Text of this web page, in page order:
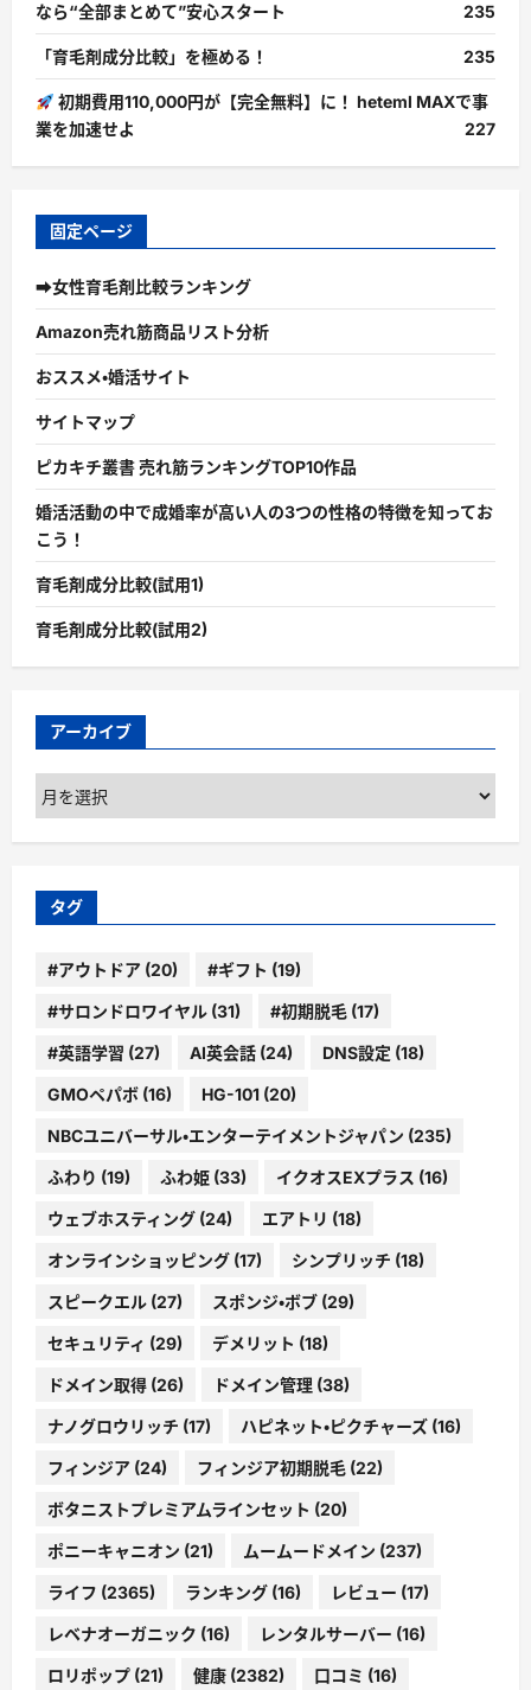
なら“全部まとめて”安心スタート
235
「育毛剤成分比較」を極める！ 235
初期費用110,000円が【完全無料】に！ heteml MAXで事
業を加速せよ
227
固定ページ
➡女性育毛剤比較ランキング
Amazon売れ筋商品リスト分析
おススメ・婚活サイト
サイトマップ
ピカキチ叢書 売れ筋ランキングTOP10作品
婚活活動の中で成婚率が高い人の3つの性格の特徴を知ってお
こう！
育毛剤成分比較(試用1)
育毛剤成分比較(試用2)
アーカイブ
ア
ー
カ
ブ
タグ
#アウトドア (20) #ギフト (19)
#サロンドロワイヤル (31) #初期脱毛 (17)
#英語学習 (27) AI英会話 (24) DNS設定 (18)
GMOペパボ (16) HG-101 (20)
NBCユニバーサル・エンターテイメントジャパン (235)
ふわり (19) ふわ姫 (33) イクオスEXプラス (16)
ウェブホスティング (24) エアトリ (18)
オンラインショッピング (17) シンプリッチ (18)
スピークエル (27) スポンジ・ボブ (29)
セキュリティ (29) デメリット (18)
ドメイン取得 (26) ドメイン管理 (38)
ナノグロウリッチ (17) ハピネット・ピクチャーズ (16)
フィンジア (24) フィンジア初期脱毛 (22)
ボタニストプレミアムラインセット (20)
ポニーキャニオン (21) ムームードメイン (237)
ライフ (2365) ランキング (16) レビュー (17)
レベナオーガニック (16) レンタルサーバー (16)
ロリポップ (21) 健康 (2382) 口コミ (16)